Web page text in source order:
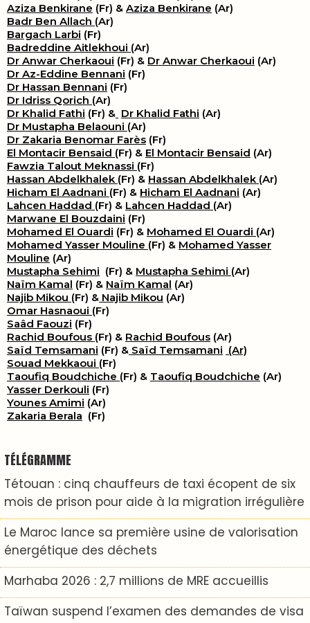
Aziza Benkirane (Fr) & Aziza Benkirane (Ar)
Badr Ben Allach (Ar)
Bargach Larbi (Fr)
Badreddine Aitlekhoui (Ar)
Dr Anwar Cherkaoui (Fr) & Dr Anwar Cherkaoui (Ar)
Dr Az-Eddine Bennani (Fr)
Dr Hassan Bennani (Fr)
Dr Idriss Qorich (Ar)
Dr Khalid Fathi (Fr) & Dr Khalid Fathi (Ar)
Dr Mustapha Belaouni (Ar)
Dr Zakaria Benomar Farès (Fr)
El Montacir Bensaid (Fr) & El Montacir Bensaid (Ar)
Fawzia Talout Meknassi (Fr)
Hassan Abdelkhalek (Fr) & Hassan Abdelkhalek (Ar)
Hicham El Aadnani (Fr) & Hicham El Aadnani (Ar)
Lahcen Haddad (Fr) & Lahcen Haddad (Ar)
Marwane El Bouzdaini (Fr)
Mohamed El Ouardi (Fr) & Mohamed El Ouardi (Ar)
Mohamed Yasser Mouline (Fr) & Mohamed Yasser
Mouline (Ar)
Mustapha Sehimi (Fr) & Mustapha Sehimi (Ar)
Naïm Kamal (Fr) & Naïm Kamal (Ar)
Najib Mikou (Fr) & Najib Mikou (Ar)
Omar Hasnaoui (Fr)
Saâd Faouzi (Fr)
Rachid Boufous (Fr) & Rachid Boufous (Ar)
Saïd Temsamani (Fr) & Saïd Temsamani (Ar)
Souad Mekkaoui (Fr)
Taoufiq Boudchiche (Fr) & Taoufiq Boudchiche (Ar)
Yasser Derkouli (Fr)
Younes Amimi (Ar)
Zakaria Berala (Fr)
TÉLÉGRAMME
Tétouan : cinq chauffeurs de taxi écopent de six
mois de prison pour aide à la migration irrégulière
Le Maroc lance sa première usine de valorisation
énergétique des déchets
Marhaba 2026 : 2,7 millions de MRE accueillis
Taïwan suspend l’examen des demandes de visa